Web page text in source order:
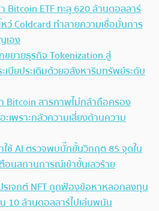
า Bitcoin ETF ทะลุ 620 ล้านดอลลาร์
ว่ Coldcard ทำลายความเชื่อมั่นการ
เอง
ขยายธุรกิจ Tokenization สู่
เบียประเดิมด้วยอสังหาริมทรัพย์ระดับ
สารภาพไม่กล้าถือครอง
ะเพราะกลัวความเสี่ยงด้านความ
ช้ AI ตรวจพบบั๊กขั้นวิกฤต 85 จุดใน
อนสถานการณ์เข้าขั้นเลวร้าย
เจกต์ NFT ถูกฟ้องข้อหาหลอกลงทุน
10 ล้านดอลลาร์ไปเล่นพนัน